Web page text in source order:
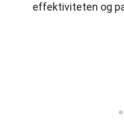
effektiviteten og